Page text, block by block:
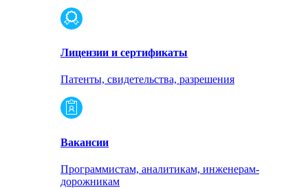
Лицензии и сертификаты
Патенты, свидетельства, разрешения
Вакансии
Программистам, аналитикам, инженерам-
дорожникам